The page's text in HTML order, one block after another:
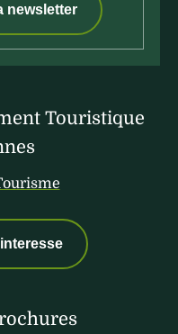
newsletter
Touristique